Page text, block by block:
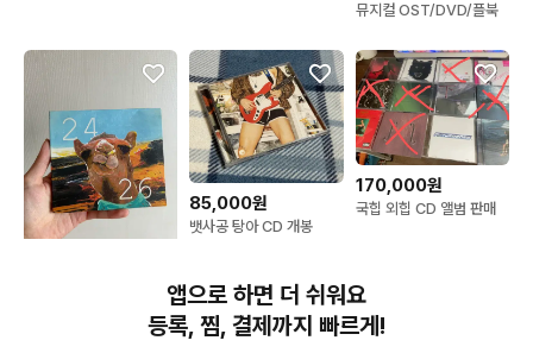
뮤지컬 OST/DVD/플북
85,000원
뱃사공 탕아 CD 개봉
170,000원
국힙 외힙 CD 앨범 판매
앱으로 하면 더 쉬워요
등록, 찜, 결제까지 빠르게!